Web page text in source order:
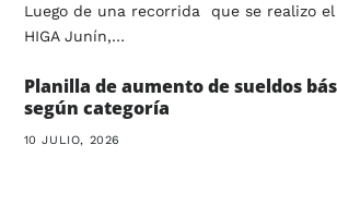
Luego de una recorrida que se realizo
HIGA Junín,…
Planilla de aumento de sueldos
según categoría
10 JULIO, 2026